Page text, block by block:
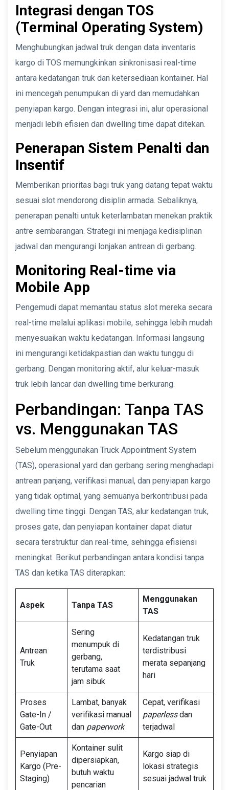
Integrasi dengan TOS
(Terminal Operating System)
Menghubungkan jadwal truk dengan data inventaris
kargo di TOS memungkinkan sinkronisasi real-time
antara kedatangan truk dan ketersediaan kontainer. Hal
ini mencegah penumpukan di yard dan memudahkan
penyiapan kargo. Dengan integrasi ini, alur operasional
menjadi lebih efisien dan dwelling time dapat ditekan.
Penerapan Sistem Penalti dan
Insentif
Memberikan prioritas bagi truk yang datang tepat waktu
sesuai slot mendorong disiplin armada. Sebaliknya,
penerapan penalti untuk keterlambatan menekan praktik
antre sembarangan. Strategi ini menjaga kedisiplinan
jadwal dan mengurangi lonjakan antrean di gerbang.
Monitoring Real-time via
Mobile App
Pengemudi dapat memantau status slot mereka secara
real-time melalui aplikasi mobile, sehingga lebih mudah
menyesuaikan waktu kedatangan. Informasi langsung
ini mengurangi ketidakpastian dan waktu tunggu di
gerbang. Dengan monitoring aktif, alur keluar-masuk
truk lebih lancar dan dwelling time berkurang.
Perbandingan: Tanpa TAS
vs. Menggunakan TAS
Sebelum menggunakan Truck Appointment System
(TAS), operasional yard dan gerbang sering menghadapi
antrean panjang, verifikasi manual, dan penyiapan kargo
yang tidak optimal, yang semuanya berkontribusi pada
dwelling time tinggi. Dengan TAS, alur kedatangan truk,
proses gate, dan penyiapan kontainer dapat diatur
secara terstruktur dan real-time, sehingga efisiensi
meningkat. Berikut perbandingan antara kondisi tanpa
TAS dan ketika TAS diterapkan:
Aspek Tanpa TAS
Menggunakan
TAS
Antrean
Truk
Sering
menumpuk di
gerbang,
terutama saat
jam sibuk
Kedatangan truk
terdistribusi
merata sepanjang
hari
Proses
Gate-In /
Gate-Out
Lambat, banyak
verifikasi manual
dan paperwork
Cepat, verifikasi
paperlessdan
terjadwal
Penyiapan
Kargo (Pre-
Staging)
Kontainer sulit
dipersiapkan,
butuh waktu
pencarian
Kargo siap di
lokasi strategis
sesuai jadwal truk